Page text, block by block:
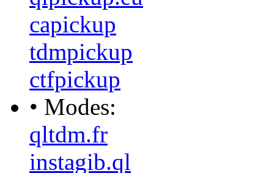
capickup
tdmpickup
ctfpickup
• Modes:
qltdm.fr
instagib.ql